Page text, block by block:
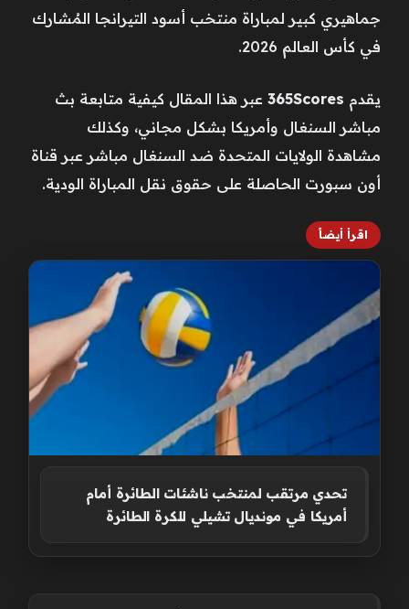
جماهيري كبير لمباراة منتخب أسود التيرانجا المُشارك
في كأس العالم 2026.
يقدم 365Scores عبر هذا المقال كيفية متابعة بث
مباشر السنغال وأمريكا بشكل مجاني، وكذلك
مشاهدة الولايات المتحدة ضد السنغال مباشر عبر قناة
أون سبورت الحاصلة على حقوق نقل المباراة الودية.
اقرأ أيضاً
تحدي مرتقب لمنتخب ناشئات الطائرة أمام
أمريكا في مونديال تشيلي للكرة الطائرة